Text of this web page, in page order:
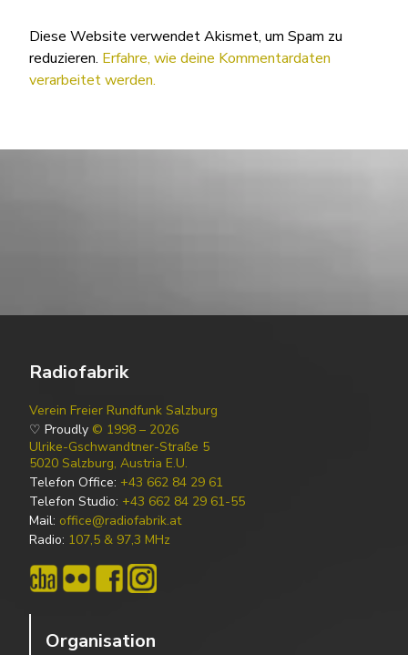
Diese Website verwendet Akismet, um Spam zu
reduzieren. Erfahre, wie deine Kommentardaten
verarbeitet werden.
Radiofabrik
Verein Freier Rundfunk Salzburg
♡ Proudly © 1998 – 2026
Ulrike-Gschwandtner-Straße 5
5020 Salzburg, Austria E.U.
Telefon Office: +43 662 84 29 61
Telefon Studio: +43 662 84 29 61-55
Mail: office@radiofabrik.at
Radio: 107,5 & 97,3 MHz
Organisation